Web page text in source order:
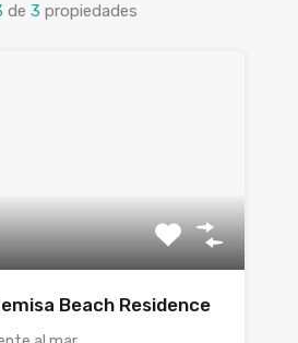
de 3 propiedades
Beach Residence